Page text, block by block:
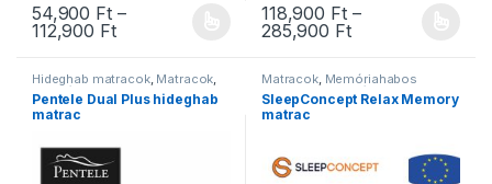
54,900 Ft –
112,900 FtÁrtartomány: 54,900 Ft - 112,900 Ft
Ennek a terméknek több variációja van. A változatok a
118,900 Ft –
285,900 FtÁrtartomány:
Ennek a terméknek több
Hideghab matracok, Matracok,
Ortopéd matracok Pentele
matracok,Szivacs matracok
Pentele Dual Plus hideghab
matrac
Matracok, Memóriahabos
matracok, Ortopéd matracok
SleepConcept Relax Memory
matrac